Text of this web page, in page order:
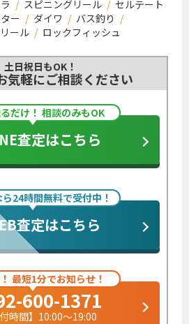
/ スピニングリール / セルテート
ー / ダイワ / バス釣り /
リール / ロックフィッシュ
土日祝日もOK！
気軽にご相談ください
だけ！ 相談のみもOK
査定はこちら
24時間無料で受付中！
査定はこちら
最短1分でお知らせ！
600-1371
付時間】10:00～19:00